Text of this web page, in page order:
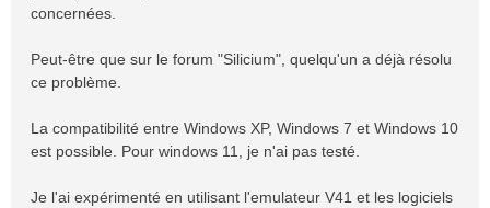
concernées.
Peut-être que sur le forum "Silicium", quelqu'un a déjà résolu
ce problème.
La compatibilité entre Windows XP, Windows 7 et Windows 10
est possible. Pour windows 11, je n'ai pas testé.
Je l'ai expérimenté en utilisant l'emulateur V41 et les logiciels